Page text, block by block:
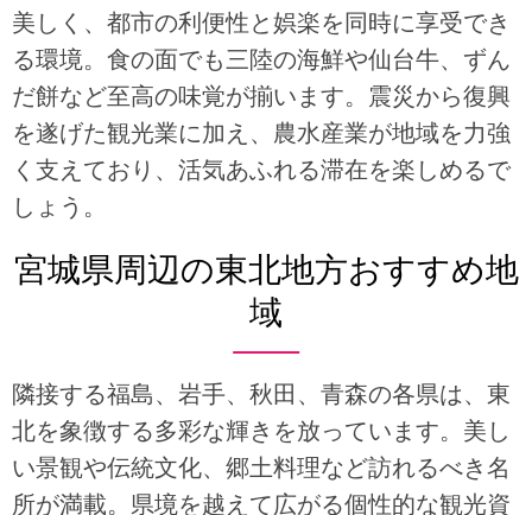
美しく、都市の利便性と娯楽を同時に享受でき
る環境。食の面でも三陸の海鮮や仙台牛、ずん
だ餅など至高の味覚が揃います。震災から復興
を遂げた観光業に加え、農水産業が地域を力強
く支えており、活気あふれる滞在を楽しめるで
しょう。
宮城県周辺の東北地方おすすめ地
域
隣接する福島、岩手、秋田、青森の各県は、東
北を象徴する多彩な輝きを放っています。美し
い景観や伝統文化、郷土料理など訪れるべき名
所が満載。県境を越えて広がる個性的な観光資